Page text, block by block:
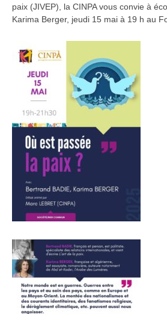
paix (JIVEP), la CINPA vous convie à
Karima Berger, jeudi 15 mai à 19 h au